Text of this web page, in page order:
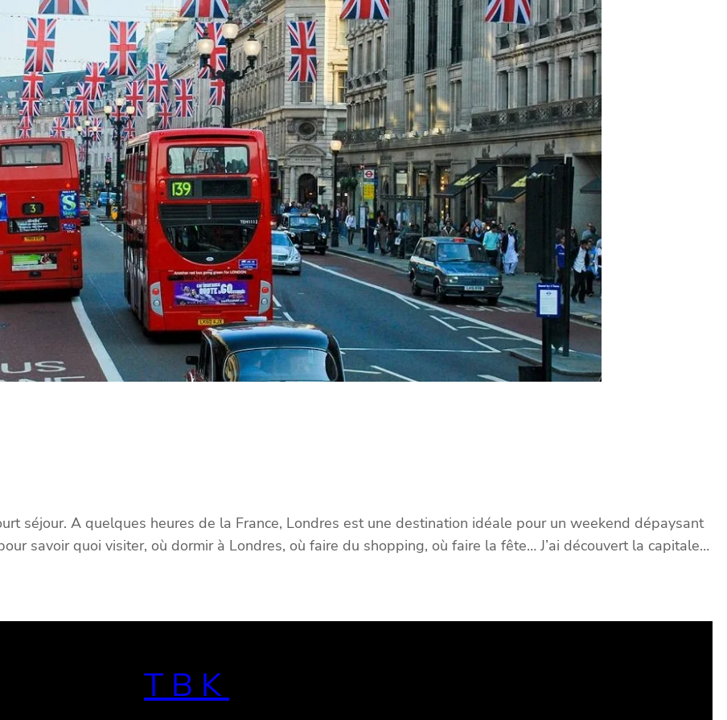
séjour. A quelques heures de la France, Londres est une destination idéale pour un weekend dépaysant
savoir quoi visiter, où dormir à Londres, où faire du shopping, où faire la fête… J’ai découvert la capitale…
TBK